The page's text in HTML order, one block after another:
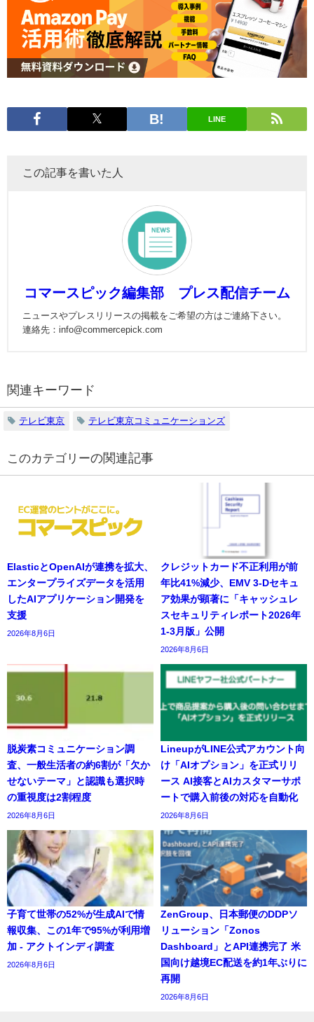
LINE
この記事を書いた人
コマースピック編集部 プレス配信チーム
ニュースやプレスリリースの掲載をご希望の方はご連絡下さい。
連絡先：info@commercepick.com
関連キーワード
テレビ東京 テレビ東京コミュニケーションズ
の関連記事
ElasticとOpenAIが連携を拡大、
エンタープライズデータを活用
したAIアプリケーション開発を
支援
2026年8月6日
クレジットカード不正利用が前
年比41%減少、EMV 3-Dセキュ
ア効果が顕著に「キャッシュレ
スセキュリティレポート2026年
1-3月版」公開
2026年8月6日
脱炭素コミュニケーション調
査、一般生活者の約6割が「欠か
せないテーマ」と認識も選択時
の重視度は2割程度
2026年8月6日
LineupがLINE公式アカウント向
け「AIオプション」を正式リリ
ース AI接客とAIカスタマーサポ
ートで購入前後の対応を自動化
2026年8月6日
子育て世帯の52%が生成AIで情
報収集、この1年で95%が利用増
加 - アクトインディ調査
2026年8月6日
ZenGroup、日本郵便のDDPソ
リューション「Zonos
Dashboard」とAPI連携完了 米
国向け越境EC配送を約1年ぶりに
再開
2026年8月6日